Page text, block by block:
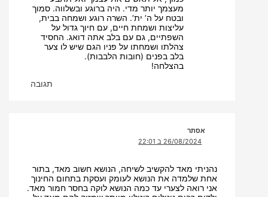
מעצמך יותר מדי. היה ברוגע ובשלווה. סמוך
ובטח על ה’ ית’. השרה רוגע ושמחה בבית,
עליצות ושמחת חיים, עם חיוך גדול על
השפתיים, גם עם בלב אתה דואג. החסיד
צהלתו ושמחתו על פניו הגם שיש לו צער
בלב בפנים (חובות הלבבות).
בהצלחה!
תגובה
אסתר
26/08/2024 ב 22:01
נהניתי מאד להקשיב לשיחה, הנושא חשוב מאד, בתור
אחת שלמדה את הנושא לעומק ועסקת בתחום החינוך
אני רואה לצערי עד כמה הנושא לוקה בחסר חמור מאד.